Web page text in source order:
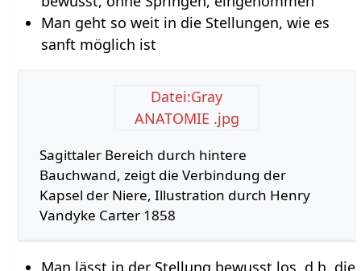
Man geht so weit in die Stellungen, wie es
sanft möglich ist
Datei:Gray
ANATOMIE .jpg
Sagittaler Bereich durch hintere
Bauchwand, zeigt die Verbindung der
Kapsel der Niere, Illustration durch Henry
Vandyke Carter 1858
Man lässt in der Stellung bewusst los, d.h. die